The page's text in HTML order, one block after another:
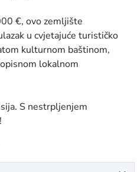
€, ovo zemljište
u cvjetajuće turističko
kulturnom baštinom,
lokalnom
S nestrpljenjem